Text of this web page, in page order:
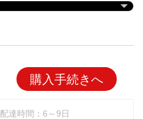
購入手続きへ
配達時間：6～9日